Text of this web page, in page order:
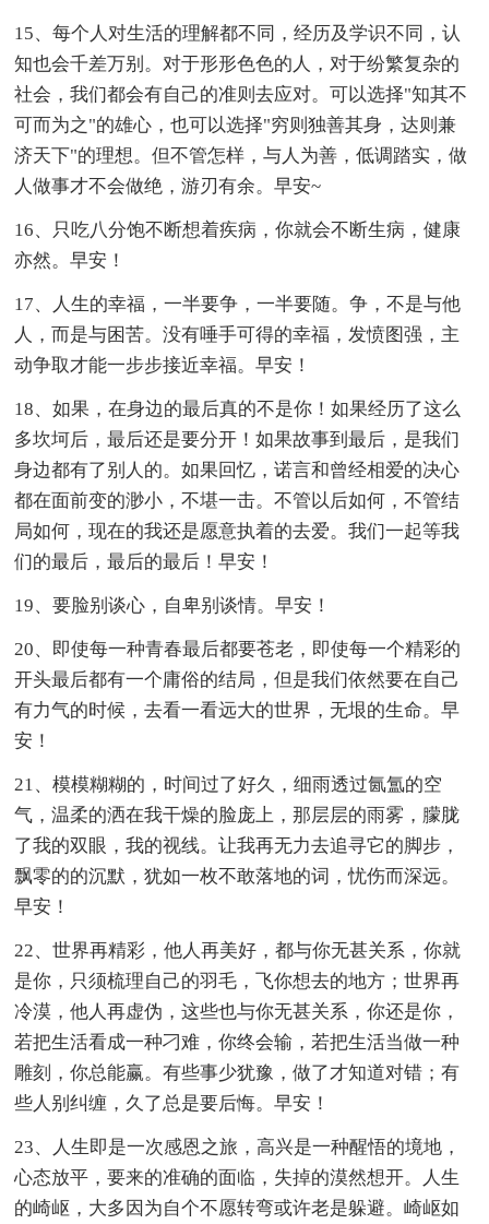
15、每个人对生活的理解都不同，经历及学识不同，认
知也会千差万别。对于形形色色的人，对于纷繁复杂的
社会，我们都会有自己的准则去应对。可以选择"知其不
可而为之"的雄心，也可以选择"穷则独善其身，达则兼
济天下"的理想。但不管怎样，与人为善，低调踏实，做
人做事才不会做绝，游刃有余。早安~
16、只吃八分饱不断想着疾病，你就会不断生病，健康
亦然。早安！
17、人生的幸福，一半要争，一半要随。争，不是与他
人，而是与困苦。没有唾手可得的幸福，发愤图强，主
动争取才能一步步接近幸福。早安！
18、如果，在身边的最后真的不是你！如果经历了这么
多坎坷后，最后还是要分开！如果故事到最后，是我们
身边都有了别人的。如果回忆，诺言和曾经相爱的决心
都在面前变的渺小，不堪一击。不管以后如何，不管结
局如何，现在的我还是愿意执着的去爱。我们一起等我
们的最后，最后的最后！早安！
19、要脸别谈心，自卑别谈情。早安！
20、即使每一种青春最后都要苍老，即使每一个精彩的
开头最后都有一个庸俗的结局，但是我们依然要在自己
有力气的时候，去看一看远大的世界，无垠的生命。早
安！
21、模模糊糊的，时间过了好久，细雨透过氤氲的空
气，温柔的洒在我干燥的脸庞上，那层层的雨雾，朦胧
了我的双眼，我的视线。让我再无力去追寻它的脚步，
飘零的的沉默，犹如一枚不敢落地的词，忧伤而深远。
早安！
22、世界再精彩，他人再美好，都与你无甚关系，你就
是你，只须梳理自己的羽毛，飞你想去的地方；世界再
冷漠，他人再虚伪，这些也与你无甚关系，你还是你，
若把生活看成一种刁难，你终会输，若把生活当做一种
雕刻，你总能赢。有些事少犹豫，做了才知道对错；有
些人别纠缠，久了总是要后悔。早安！
23、人生即是一次感恩之旅，高兴是一种醒悟的境地，
心态放平，要来的准确的面临，失掉的漠然想开。人生
的崎岖，大多因为自个不愿转弯或许老是躲避。崎岖如